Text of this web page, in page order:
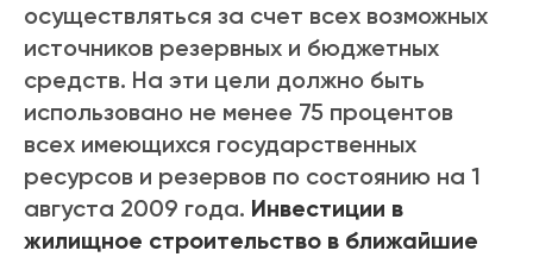
осуществляться за счет всех возможных
источников резервных и бюджетных
средств. На эти цели должно быть
использовано не менее 75 процентов
всех имеющихся государственных
ресурсов и резервов по состоянию на 1
августа 2009 года. Инвестиции в
жилищное строительство в ближайшие